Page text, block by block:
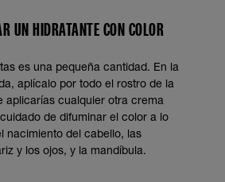
UN HIDRATANTE CON COLOR
es una pequeña cantidad. En la
aplícalo por todo el rostro de la
aplicarías cualquier otra crema
de difuminar el color a lo
nacimiento del cabello, las
y los ojos, y la mandíbula.